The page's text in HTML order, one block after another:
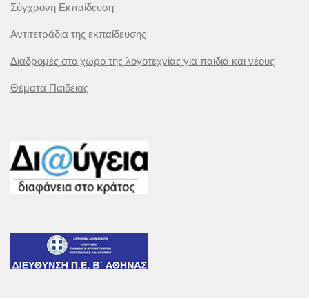
Σύγχρονη Εκπαίδευση
Αντιτετράδια της εκπαίδευσης
Διαδρομές στο χώρο της λογοτεχνίας για παιδιά και νέους
Θέματα Παιδείας